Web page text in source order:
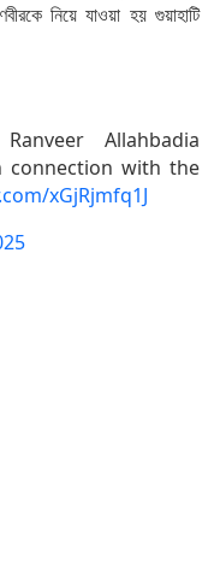
নিয়ে যাওয়া হয় গুয়াহাটি
Allahbadia
connection with the
xGjRjmfq1J